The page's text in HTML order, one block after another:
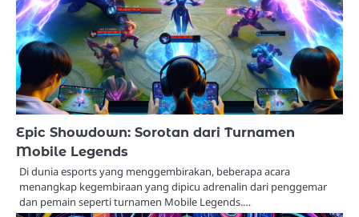
Epic Showdown: Sorotan dari Turnamen
Mobile Legends
Di dunia esports yang menggembirakan, beberapa acara
menangkap kegembiraan yang dipicu adrenalin dari penggemar
dan pemain seperti turnamen Mobile Legends.…